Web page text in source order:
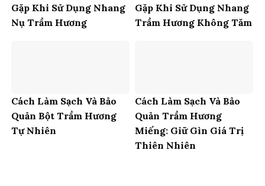
Gặp Khi Sử Dụng Nhang
Nụ Trầm Hương
Gặp Khi Sử Dụng Nhang
Trầm Hương Không Tăm
Cách Làm Sạch Và Bảo
Quản Bột Trầm Hương
Tự Nhiên
Cách Làm Sạch Và Bảo
Quản Trầm Hương
Miếng: Giữ Gìn Giá Trị
Thiên Nhiên